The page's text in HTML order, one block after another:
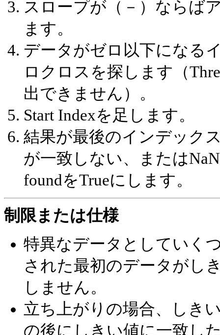
スロープが（－）ならば
ます。
データがゼロ以下になる
ロクロスを探します（
出できません）。
Start Indexを足します。
結果が最後のインデック
が一致しない、または
foundをTrueにします。
制限または仕様
特異なデータとしていく
された最初のデータがし
しません。
立ち上がりの場合、しき
の後にしきい値に一致し